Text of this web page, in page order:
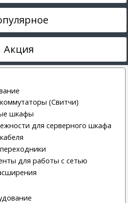
Акция
(Свитчи)
шкафы
для серверного шкафа
для работы с сетью